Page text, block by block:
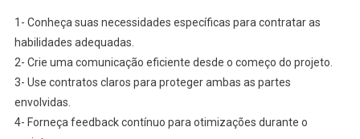
1- Conheça suas necessidades específicas para contratar as
habilidades adequadas.
2- Crie uma comunicação eficiente desde o começo do projeto.
3- Use contratos claros para proteger ambas as partes
envolvidas.
4- Forneça feedback contínuo para otimizações durante o